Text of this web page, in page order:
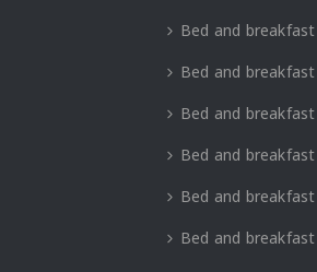
Bed and
Bed and
Bed and
Bed and
Bed and
Bed and